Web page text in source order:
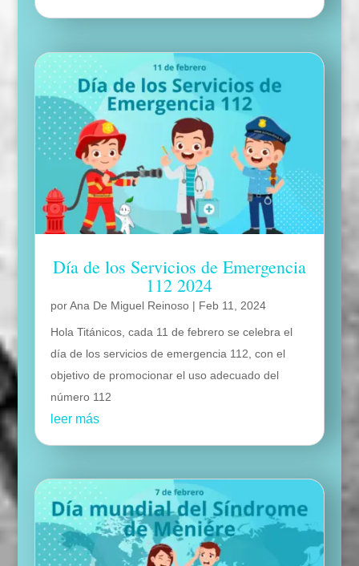
Día de los Servicios de Emergencia
112 2024
porAna De Miguel Reinoso| Feb 11, 2024
Hola Titánicos, cada 11 de febrero se celebra el
día de los servicios de emergencia 112, con el
objetivo de promocionar el uso adecuado del
número 112
leer más